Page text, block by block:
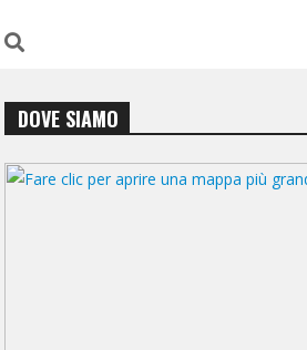
DOVE SIAMO